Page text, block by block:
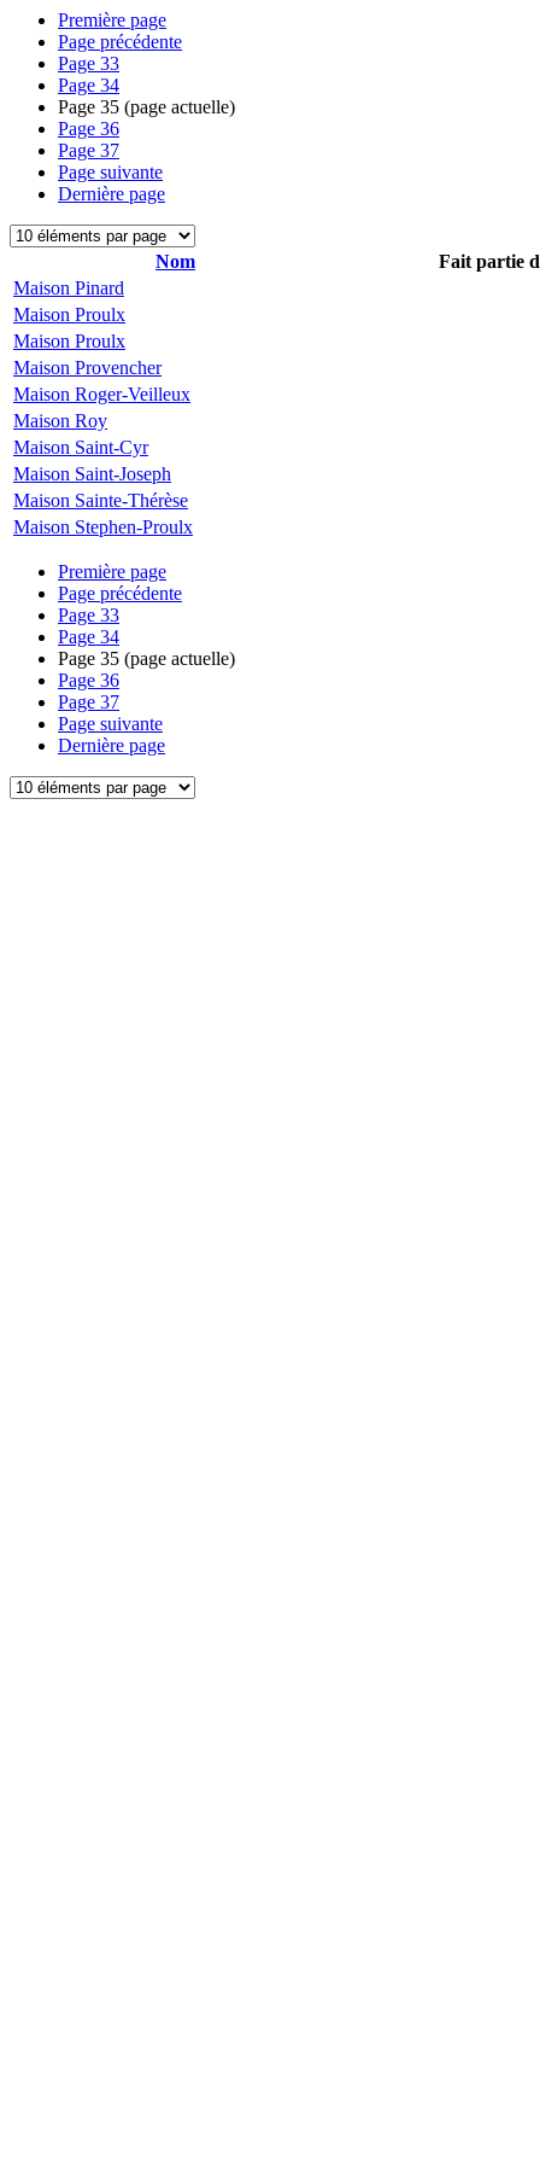
Première page
Page précédente
Page 33
Page 34
Page 35 (page actuelle)
Page 36
Page 37
Page suivante
Dernière page
Nom
Fait partie
Maison Pinard
Maison Proulx
Maison Proulx
Maison Provencher
Maison Roger-Veilleux
Maison Roy
Maison Saint-Cyr
Maison Saint-Joseph
Maison Sainte-Thérèse
Maison Stephen-Proulx
Première page
Page précédente
Page 33
Page 34
Page 35 (page actuelle)
Page 36
Page 37
Page suivante
Dernière page